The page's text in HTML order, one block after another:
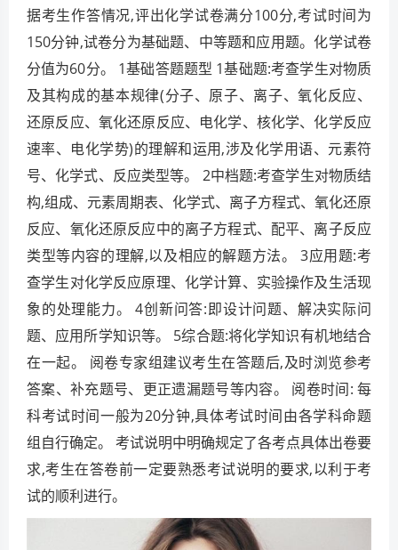
据考生作答情况,评出化学试卷满分100分,考试时间为
150分钟,试卷分为基础题、中等题和应用题。化学试卷
分值为60分。 1基础答题题型 1基础题:考查学生对物质
及其构成的基本规律(分子、原子、离子、氧化反应、
还原反应、氧化还原反应、电化学、核化学、化学反应
速率、电化学势)的理解和运用,涉及化学用语、元素符
号、化学式、反应类型等。 2中档题:考查学生对物质结
构,组成、元素周期表、化学式、离子方程式、氧化还原
反应、氧化还原反应中的离子方程式、配平、离子反应
类型等内容的理解,以及相应的解题方法。 3应用题:考
查学生对化学反应原理、化学计算、实验操作及生活现
象的处理能力。 4创新问答:即设计问题、解决实际问
题、应用所学知识等。 5综合题:将化学知识有机地结合
在一起。 阅卷专家组建议考生在答题后,及时浏览参考
答案、补充题号、更正遗漏题号等内容。 阅卷时间: 每
科考试时间一般为20分钟,具体考试时间由各学科命题
组自行确定。 考试说明中明确规定了各考点具体出卷要
求,考生在答卷前一定要熟悉考试说明的要求,以利于考
试的顺利进行。